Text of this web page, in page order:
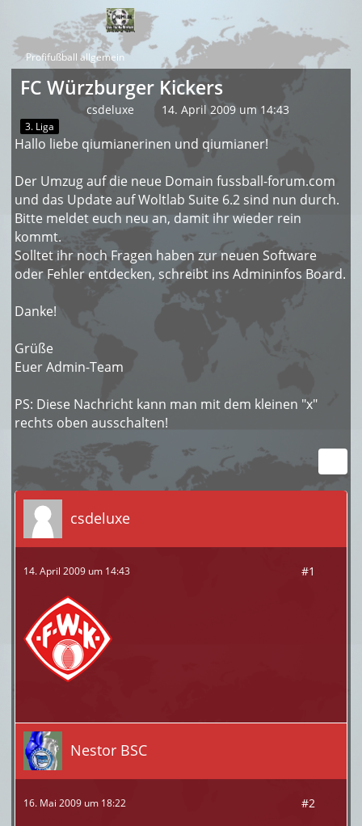
Profifußball allgemein
FC Würzburger Kickers
3. Liga
csdeluxe 14. April 2009 um 14:43
Hallo liebe qiumianerinen und qiumianer!
Der Umzug auf die neue Domain fussball-forum.com
und das Update auf Woltlab Suite 6.2 sind nun durch.
Bitte meldet euch neu an, damit ihr wieder rein
kommt.
Solltet ihr noch Fragen haben zur neuen Software
oder Fehler entdecken, schreibt ins Admininfos Board.
Danke!
Grüße
Euer Admin-Team
PS: Diese Nachricht kann man mit dem kleinen "x"
rechts oben ausschalten!
csdeluxe
14. April 2009 um 14:43 #1
Nestor BSC
16. Mai 2009 um 18:22 #2